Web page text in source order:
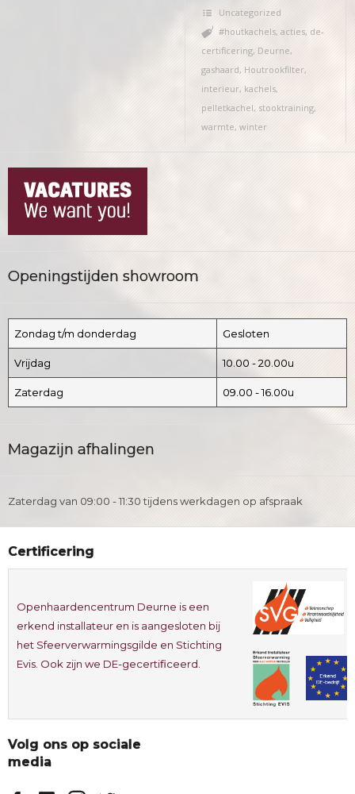
Uncategorized
#houtkachels, acties, de-
certificering, Deurne,
gashaard, Houtrookfilter,
interieur, kachels,
pelletkachel, stooktraining,
warmte, winter
Openingstijden showroom
Zondag t/m donderdag Gesloten
Vrijdag 10.00 - 20.00u
Zaterdag 09.00 - 16.00u
Magazijn afhalingen
Zaterdag van 09:00 - 11:30 tijdens werkdagen op afspraak
Certificering
Openhaardencentrum Deurne is een
erkend installateur en is aangesloten bij
het Sfeerverwarmingsgilde en Stichting
Evis. Ook zijn we DE-gecertificeerd.
Volg ons op sociale
media